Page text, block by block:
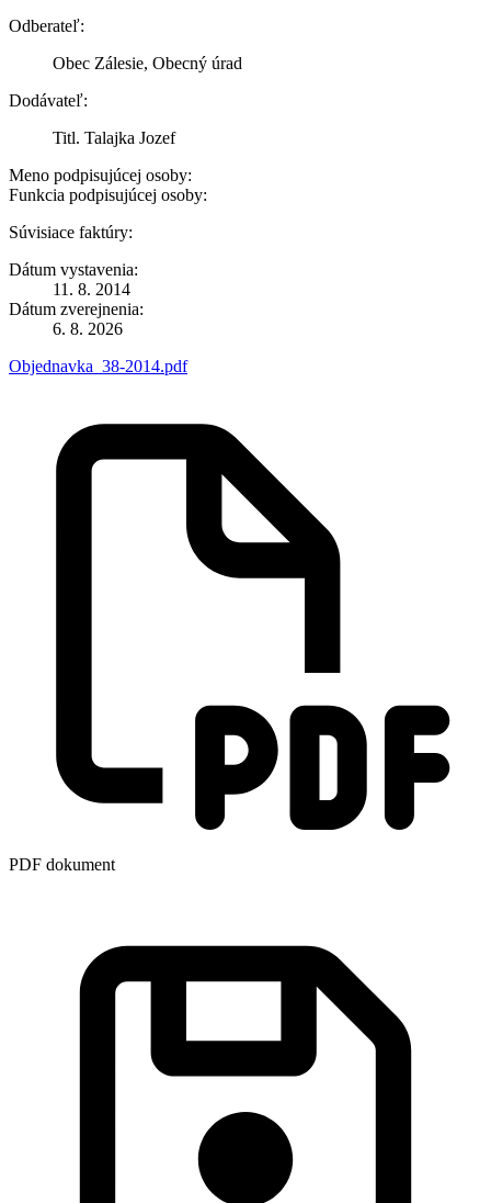
Odberateľ:
Obec Zálesie, Obecný úrad
Dodávateľ:
Titl. Talajka Jozef
Meno podpisujúcej osoby:
Funkcia podpisujúcej osoby:
Súvisiace faktúry:
Dátum vystavenia:
11. 8. 2014
Dátum zverejnenia:
6. 8. 2026
Objednavka_38-2014.pdf
PDF dokument